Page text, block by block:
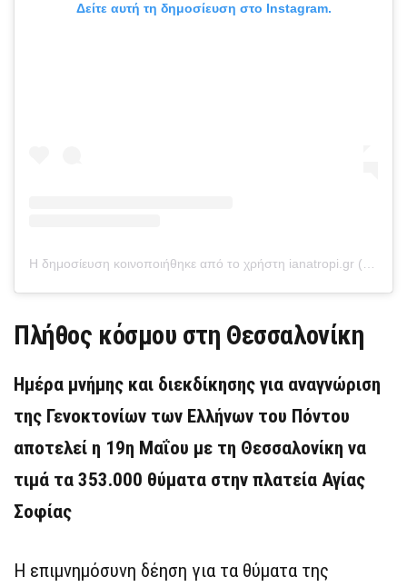
Δείτε αυτή τη δημοσίευση στο Instagram.
Πλήθος κόσμου στη Θεσσαλονίκη
Ημέρα μνήμης και διεκδίκησης για αναγνώριση
της Γενοκτονίων των Ελλήνων του Πόντου
αποτελεί η 19η Μαΐου με τη Θεσσαλονίκη να
τιμά τα 353.000 θύματα στην πλατεία Αγίας
Σοφίας
Η επιμνημόσυνη δέηση για τα θύματα της